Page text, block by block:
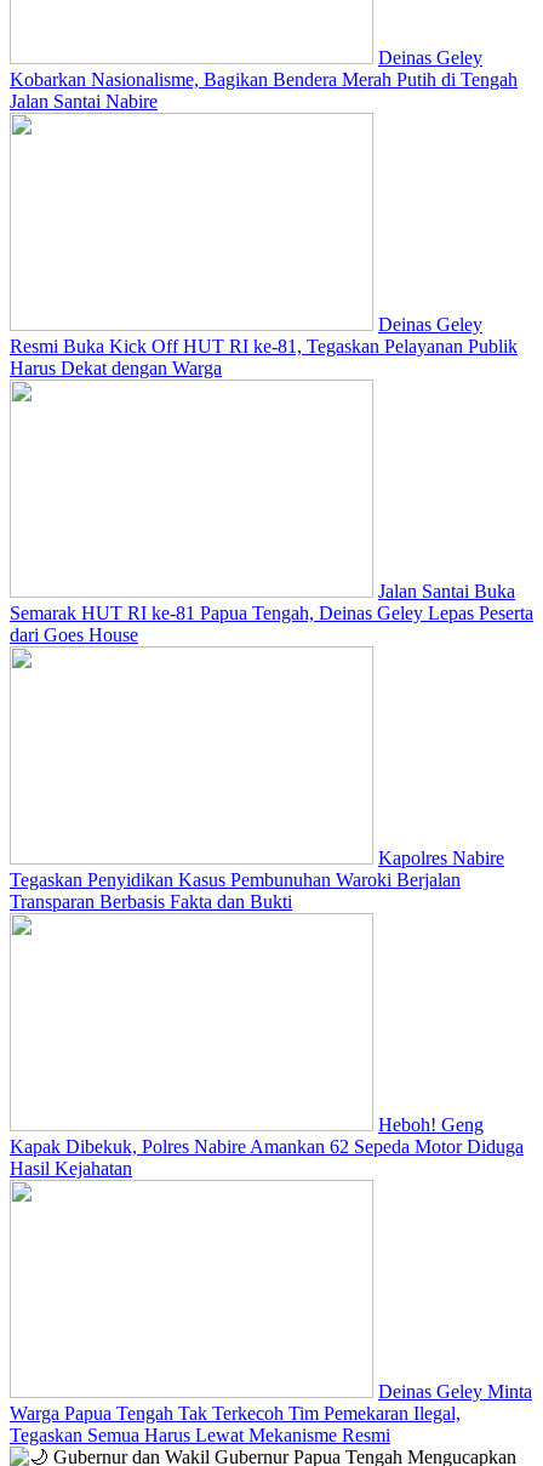
Deinas Geley
Kobarkan Nasionalisme, Bagikan Bendera Merah Putih di Tengah
Jalan Santai Nabire
Deinas Geley
Resmi Buka Kick Off HUT RI ke-81, Tegaskan Pelayanan Publik
Harus Dekat dengan Warga
Jalan Santai Buka
Semarak HUT RI ke-81 Papua Tengah, Deinas Geley Lepas Peserta
dari Goes House
Kapolres Nabire
Tegaskan Penyidikan Kasus Pembunuhan Waroki Berjalan
Transparan Berbasis Fakta dan Bukti
Heboh! Geng
Kapak Dibekuk, Polres Nabire Amankan 62 Sepeda Motor Diduga
Hasil Kejahatan
Deinas Geley Minta
Warga Papua Tengah Tak Terkecoh Tim Pemekaran Ilegal,
Tegaskan Semua Harus Lewat Mekanisme Resmi